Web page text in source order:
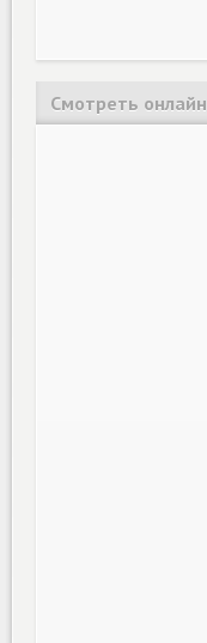
Смотреть онлайн